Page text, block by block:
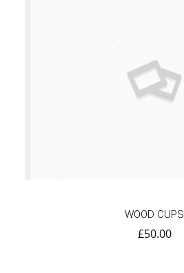
WOOD CUPS
£50.00